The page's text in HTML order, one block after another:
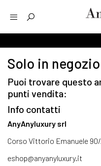
Solo in negozio
Puoi trovare questo
punti vendita:
Info contatti
AnyAnyluxury srl
Corso Vittorio Emanuele
eshop@anyanyluxury.it